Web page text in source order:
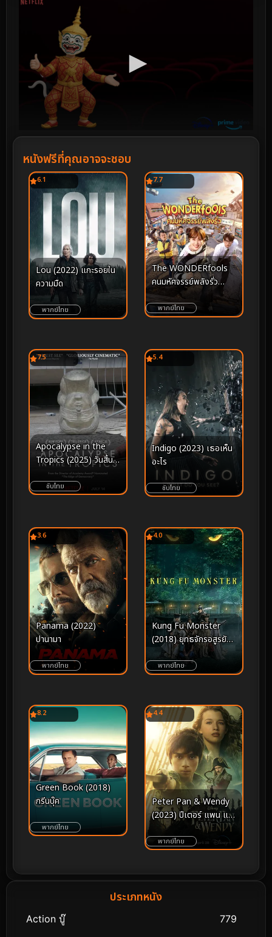
หนังฟรีที่คุณอาจจะชอบ
6.1
Lou (2022) แกะรอยใน
ความมืด
พากย์ไทย
7.7
The WONDERfools
คนมหัศจรรย์พลังรั่ว
(2026)
พากย์ไทย
7.5
Apocalypse in the
Tropics (2025) วันสิ้น
โลกในเขตร้อน
ซับไทย
5.4
Indigo (2023) เธอเห็น
อะไร
ซับไทย
3.6
Panama (2022)
ปานามา
พากย์ไทย
4.0
Kung Fu Monster
(2018) ยุทธจักรอสูรยักษ์
สะท้านฟ้า
พากย์ไทย
8.2
Green Book (2018)
กรีนบุ๊ค
พากย์ไทย
4.4
Peter Pan & Wendy
(2023) ปีเตอร์ แพน และ
เวนดี้
พากย์ไทย
ประเภทหนัง
Action บู๊ 779